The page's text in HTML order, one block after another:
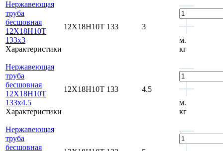
Нержавеющая
труба
бесшовная
12Х18Н10Т
133x3
Характеристики
12Х18Н10Т 133
3
м.
кг
Нержавеющая
труба
бесшовная
12Х18Н10Т
133x4.5
Характеристики
12Х18Н10Т 133
4.5
м.
кг
Нержавеющая
труба
бесшовная